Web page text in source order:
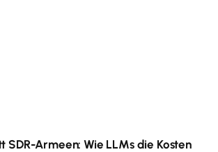
SDR-Armeen: Wie LLMs die Kosten